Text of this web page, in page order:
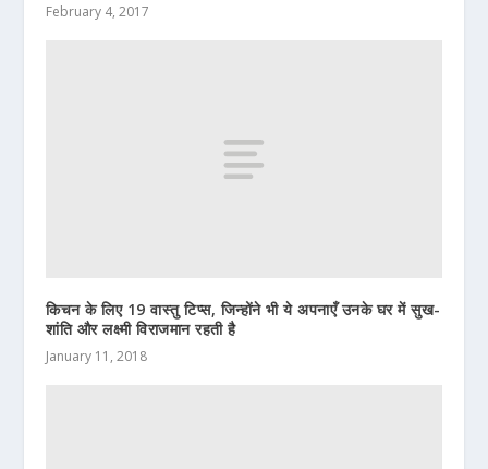
February 4, 2017
किचन के लिए 19 वास्तु टिप्स, जिन्होंने भी ये अपनाएँ उनके घर में सुख-
शांति और लक्ष्मी विराजमान रहती है
January 11, 2018